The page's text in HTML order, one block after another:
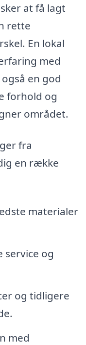
at få lagt
rette
En lokal
med
en god
forhold og
området.
fra
en række
materialer
og
og tidligere
med